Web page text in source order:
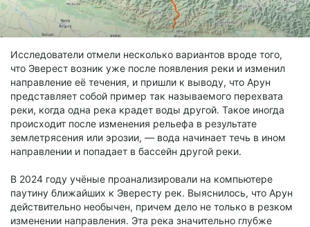
Исследователи отмели несколько вариантов вроде того,
что Эверест возник уже после появления реки и изменил
направление её течения, и пришли к выводу, что Арун
представляет собой пример так называемого перехвата
реки, когда одна река крадет воды другой. Такое иногда
происходит после изменения рельефа в результате
землетрясения или эрозии, — вода начинает течь в ином
направлении и попадает в бассейн другой реки.
В 2024 году учёные проанализировали на компьютере
паутину ближайших к Эвересту рек. Выяснилось, что Арун
действительно необычен, причем дело не только в резком
изменении направления. Эта река значительно глубже